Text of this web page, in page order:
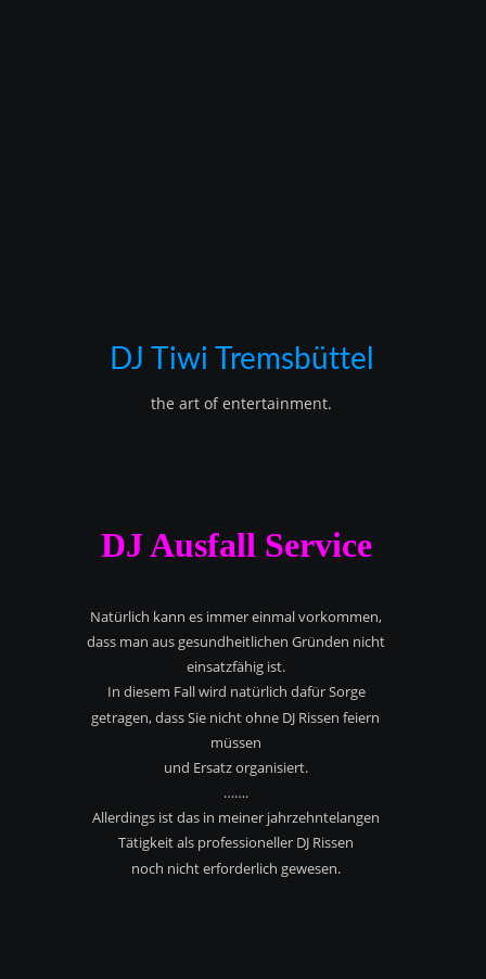
Natürlich kann es immer einmal vorkommen,
dass man aus gesundheitlichen Gründen nicht
einsatzfähig ist.
In diesem Fall wird natürlich dafür Sorge
getragen, dass Sie nicht ohne DJ Rissen feiern
müssen
und Ersatz organisiert.
…….
Allerdings ist das in meiner jahrzehntelangen
Tätigkeit als professioneller DJ Rissen
noch nicht erforderlich gewesen.
DJ Tiwi Tremsbüttel
the art of entertainment.
DJ Ausfall Service